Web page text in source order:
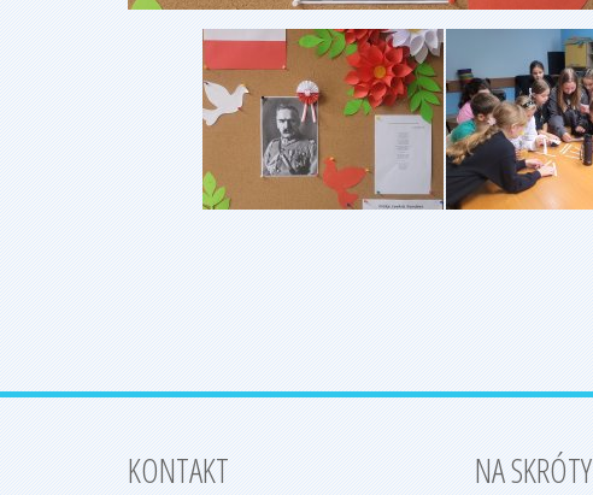
KONTAKT NA SKRÓTY